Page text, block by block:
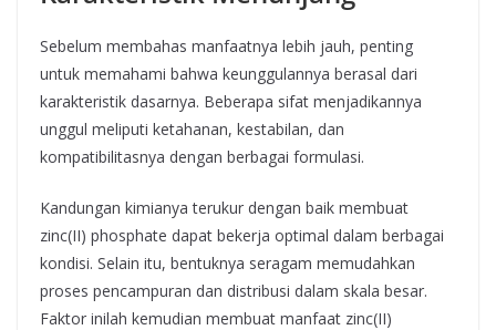
Sebelum membahas manfaatnya lebih jauh, penting
untuk memahami bahwa keunggulannya berasal dari
karakteristik dasarnya. Beberapa sifat menjadikannya
unggul meliputi ketahanan, kestabilan, dan
kompatibilitasnya dengan berbagai formulasi.
Kandungan kimianya terukur dengan baik membuat
zinc(II) phosphate dapat bekerja optimal dalam berbagai
kondisi. Selain itu, bentuknya seragam memudahkan
proses pencampuran dan distribusi dalam skala besar.
Faktor inilah kemudian membuat manfaat zinc(II)